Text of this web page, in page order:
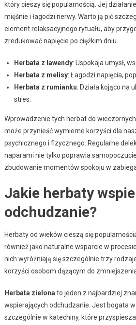
który cieszy się popularnością. Jej
mięśnie i łagodzi nerwy. Warto ją pić
element relaksacyjnego rytuału, aby
zredukować napięcie po ciężkim dniu.
Herbata z lawendy: Uspokaja umysł,
Herbata z melisy: Łagodzi napięcia,
Herbata z rumianku: Działa kojąco na
stres.
Wprowadzenie tych herbat do
może przynieść wymierne korzyści dla
psychicznego i fizycznego. Regularne
naparami nie tylko poprawia
zbudowanie momentów spokoju w
Jakie herbaty
odchudzanie?
Herbaty od wieków cieszą się
również jako naturalne wsparcie w
nich wyróżniają się szczególnie trzy
korzyści osobom dążącym do
Herbata zielonato jeden z najbardziej
wspierających odchudzanie. Jest bogata
szczególnie w katechiny, które